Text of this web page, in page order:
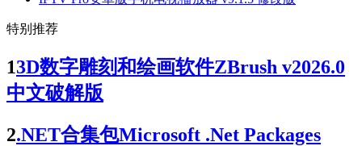
特别推荐
13D数字雕刻和绘画软件ZBrush v2026.0
中文破解版
2.NET合集包Microsoft .Net Packages